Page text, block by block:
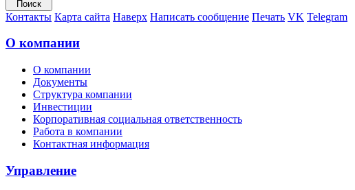
Контакты Карта сайта Наверх Написать сообщение Печать VK Telegram
О компании
О компании
Документы
Структура компании
Инвестиции
Корпоративная социальная ответственность
Работа в компании
Контактная информация
Управление